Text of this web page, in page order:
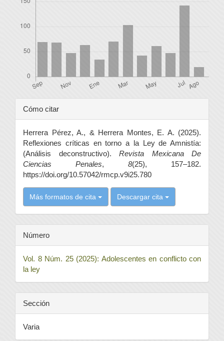
Detalles
del
artículo
Cómo citar
Herrera Pérez, A., & Herrera Montes, E. A. (2025).
Reflexiones críticas en torno a la Ley de Amnistía:
(Análisis deconstructivo). Revista Mexicana De
Ciencias Penales, 8(25), 157–182.
https://doi.org/10.57042/rmcp.v9i25.780
Más formatos de cita Descargar cita
Número
Vol. 8 Núm. 25 (2025): Adolescentes en conflicto con
la ley
Sección
Varia